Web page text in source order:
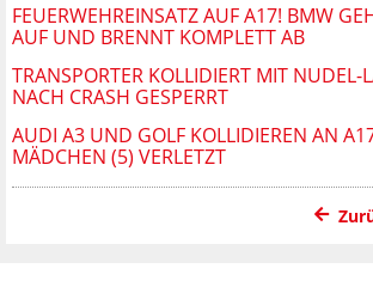
FEUERWEHREINSATZ AUF A17! BMW
AUF UND BRENNT KOMPLETT AB
TRANSPORTER KOLLIDIERT MIT NUDEL-
NACH CRASH GESPERRT
AUDI A3 UND GOLF KOLLIDIEREN AN
MÄDCHEN (5) VERLETZT